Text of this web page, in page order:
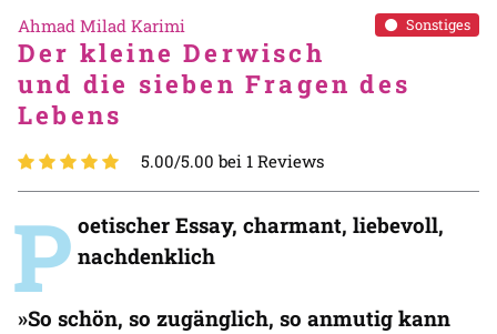
Sonstiges
Ahmad Milad Karimi
Der kleine Derwisch
und die sieben Fragen des
Lebens
5.00/5.00 bei 1 Reviews
P oetischer Essay, charmant, liebevoll,
nachdenklich
»So schön, so zugänglich, so anmutig kann